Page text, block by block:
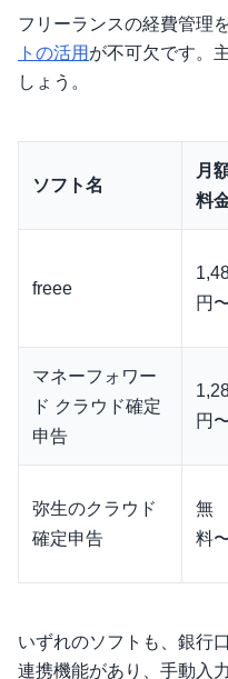
フリーランスの経費管理
トの活用 が不可欠です。
しょう。
ソフト名
月
料
freee
円
マネーフォワー
ド クラウド確定
申告
円
弥生のクラウド
確定申告
無
料
いずれのソフトも、銀行
連携機能があり、手動入